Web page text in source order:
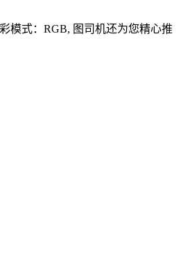
模式：RGB, 图司机还为您精心推